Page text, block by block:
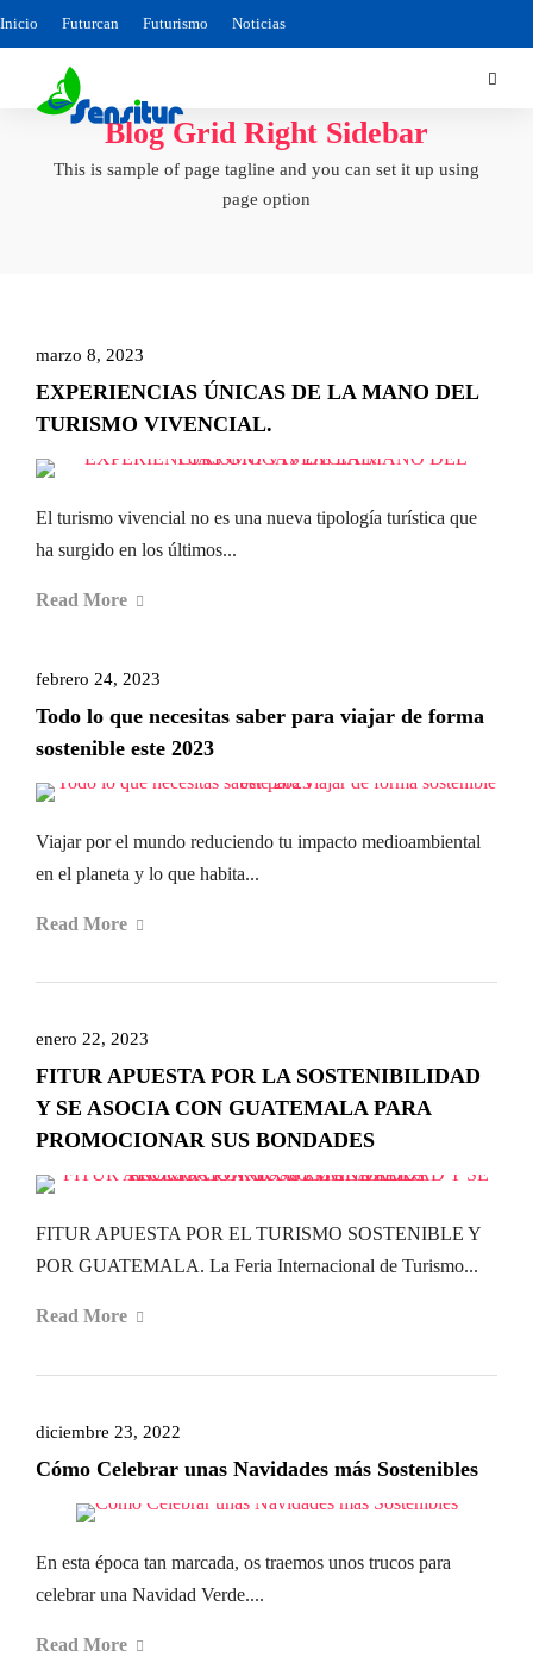
Inicio Futurcan Futurismo Noticias
Blog Grid Right Sidebar
This is sample of page tagline and you can set it up using
page option
marzo 8, 2023
EXPERIENCIAS ÚNICAS DE LA MANO DEL
TURISMO VIVENCIAL.
El turismo vivencial no es una nueva tipología turística que
ha surgido en los últimos...
Read More
febrero 24, 2023
Todo lo que necesitas saber para viajar de forma
sostenible este 2023
Viajar por el mundo reduciendo tu impacto medioambiental
en el planeta y lo que habita...
Read More
enero 22, 2023
FITUR APUESTA POR LA SOSTENIBILIDAD
Y SE ASOCIA CON GUATEMALA PARA
PROMOCIONAR SUS BONDADES
FITUR APUESTA POR EL TURISMO SOSTENIBLE Y
POR GUATEMALA. La Feria Internacional de Turismo...
Read More
diciembre 23, 2022
Cómo Celebrar unas Navidades más Sostenibles
En esta época tan marcada, os traemos unos trucos para
celebrar una Navidad Verde....
Read More